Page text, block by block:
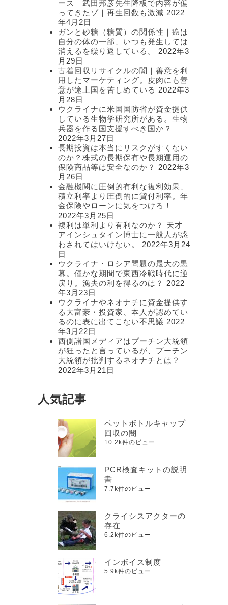
ース｜武田邦彦先生降板で内容が偏
ってきたゾ｜再生回数も激減 2022
年4月2日
ガンと砂糖（糖質）の関係性｜癌は
自分の体の一部、いつも発生しては
消えるを繰り返している。
2022年3
月29日
古着回収リサイクルの闇｜善意を利
用したマーケティング。皮肉にも善
意が途上国を苦しめている 2022年3
月28日
ウクライナに米国国防省が資金提供
している生物学研究所がある。生物
兵器を作る国支援すべき国か？
2022年3月27日
長期投資は本当にリスクがすくない
のか？株式の長期保有や長期運用の
保険商品等は安全なのか？
2022年3
月26日
金融機関に圧倒的有利な複利効果、
積立利率より圧倒的に貸付利率。年
金保険やローンに気をつけろ！
2022年3月25日
複利は単利より有利なのか？ 天才
アインシュタイン博士に一般人が惑
わされてはいけない。
2022年3月24
日
ウクライナ・ロシア問題の最大の黒
幕。僅かな期間で東西冷戦時代に逆
戻り。漁夫の利を得るのは？
2022
年3月23日
ウクライナやネオナチに資金提供す
る大富豪・投資家、本人が認めてい
るのに表に出てこない不思議 2022
年3月22日
西側諸国メディアはプーチン大統領
が狂ったと言っているが、プーチン
大統領が批判するネオナチとは？
2022年3月21日
人気記事
ペットボトルキャップ
回収の闇
10.2k件のビュー
PCR検査キットの説明
書
7.7k件のビュー
クライシスアクターの
存在
6.2k件のビュー
インボイス制度
5.9k件のビュー